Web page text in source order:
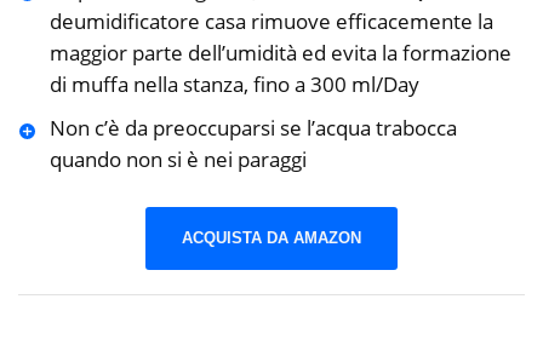
deumidificatore casa rimuove efficacemente la
maggior parte dell’umidità ed evita la formazione
di muffa nella stanza, fino a 300 ml/Day
Non c’è da preoccuparsi se l’acqua trabocca
quando non si è nei paraggi
ACQUISTA DA AMAZON